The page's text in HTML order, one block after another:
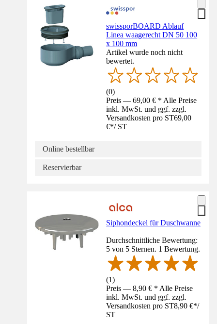
swissporBOARD Ablauf
Linea waagerecht DN 50 100
x 100 mm
Artikel wurde noch nicht
bewertet.
(0)
Preis — 69,00 € * Alle Preise
inkl. MwSt. und ggf. zzgl.
Versandkosten pro ST69,00
€*/ ST
Online bestellbar
Reservierbar
Siphondeckel für Duschwanne
Durchschnittliche Bewertung:
5 von 5 Sternen. 1 Bewertung.
(1)
Preis — 8,90 € * Alle Preise
inkl. MwSt. und ggf. zzgl.
Versandkosten pro ST8,90 €*/
ST